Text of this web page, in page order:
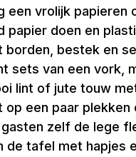
een vrolijk papieren
papier doen en
borden, bestek en
sets van een vork,
lint of jute touw
op een paar
zelf de lege
de tafel met hapjes